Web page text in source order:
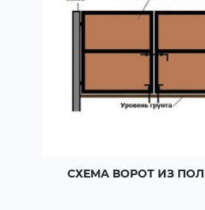
СХЕМА ВОРОТ ИЗ